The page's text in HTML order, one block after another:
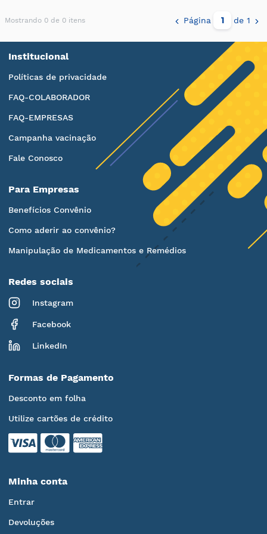
Mostrando 0 de 0 itens Página de 1
Institucional
Políticas de privacidade
FAQ-COLABORADOR
FAQ-EMPRESAS
Campanha vacinação
Fale Conosco
Para Empresas
Benefícios Convênio
Como aderir ao convênio?
Manipulação de Medicamentos e Remédios
Redes sociais
Instagram
Facebook
LinkedIn
Formas de Pagamento
Desconto em folha
Utilize cartões de crédito
Minha conta
Entrar
Devoluções